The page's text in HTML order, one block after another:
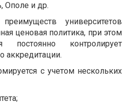
Ополе и др.
университетов
ценовая политика, при этом
постоянно контролирует
аккредитации.
с учетом нескольких